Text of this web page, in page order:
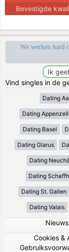
Bevestigde
We werken hard
Vind singles in de
Dating
Dating
Dating Basel
Dating Glarus
Dating
Dating
Dating St. Gallen
Dating Valais
Nieuws
Cookies &